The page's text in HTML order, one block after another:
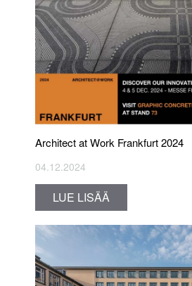
Architect at Work Frankfurt 2024
04.12.2024
LUE LISÄÄ